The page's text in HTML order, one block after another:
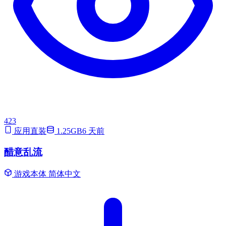
423
应用直装
1.25GB6 天前
醋意乱流
游戏本体 简体中文